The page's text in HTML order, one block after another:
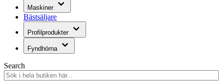
Maskiner
Bästsäljare
Profilprodukter
Fyndhörna
Search